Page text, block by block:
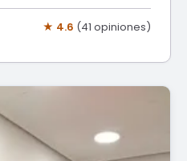
★ 4.6 (41 opiniones)